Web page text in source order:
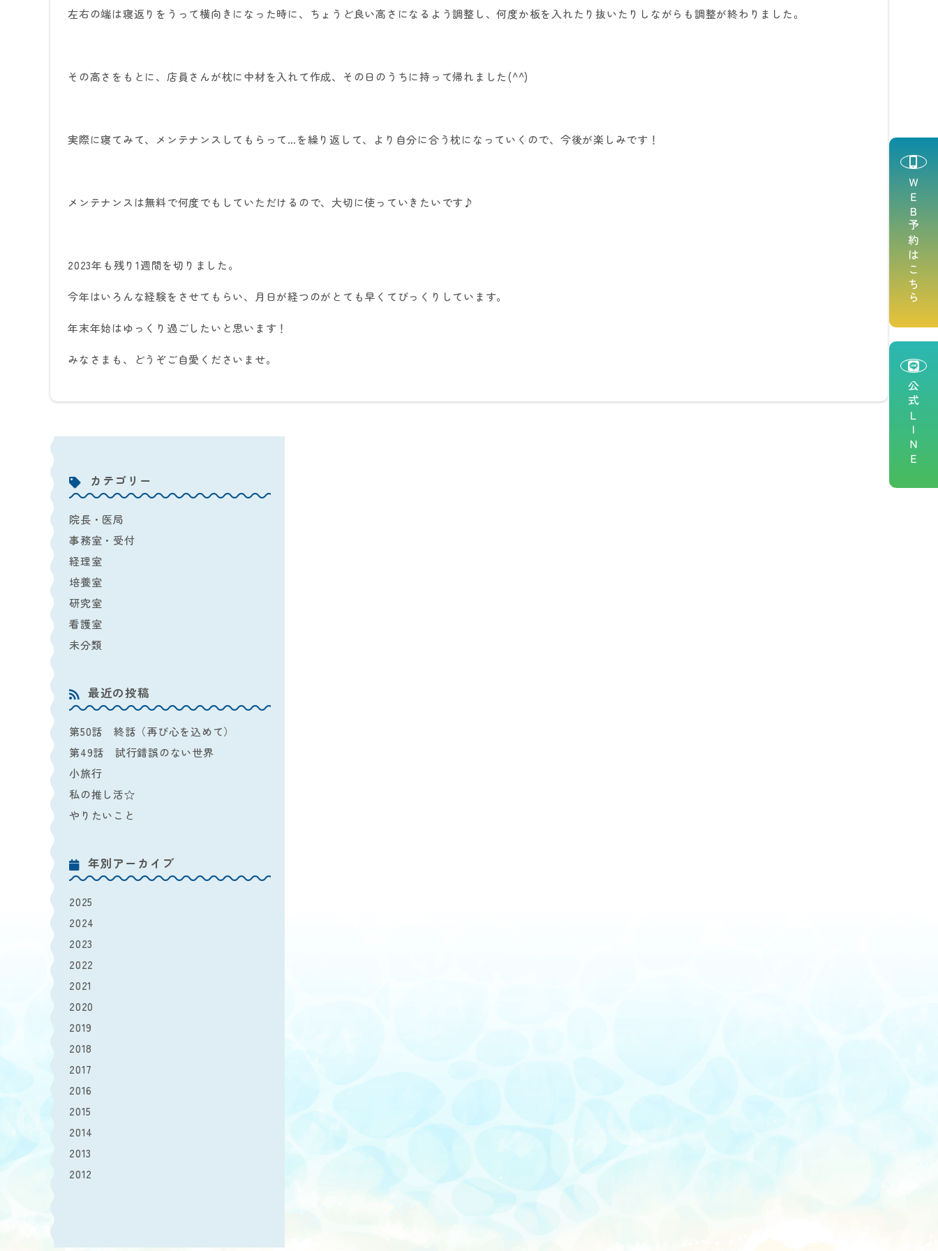
ＷＥＢ予約はこちら
公式ＬＩＮＥ
左右の端は寝返りをうって横向きになった時に、ちょうど良い高さになるよう調整し、何度か板を入れたり抜いたりしながらも調整が終わりました。
その高さをもとに、店員さんが枕に中材を入れて作成、その日のうちに持って帰れました(^^)
実際に寝てみて、メンテナンスしてもらって…を繰り返して、より自分に合う枕になっていくので、今後が楽しみです！
メンテナンスは無料で何度でもしていただけるので、大切に使っていきたいです♪
2023年も残り 1週間を切りました。
今年はいろんな経験をさせてもらい、月日が経つのがとても早くてびっくりしています。
年末年始はゆっくり過ごしたいと思います！
みなさまも、どうぞご自愛くださいませ。
カテゴリー
院長・医局
事務室・受付
経理室
培養室
研究室
看護室
未分類
最近の投稿
第50話 終話（再び心を込めて）
第49話 試行錯誤のない世界
小旅行
私の推し活☆
やりたいこと
年別アーカイブ
2025
2024
2023
2022
2021
2020
2019
2018
2017
2016
2015
2014
2013
2012